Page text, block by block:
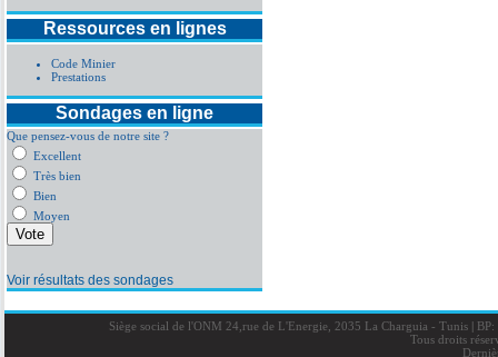
Ressources en lignes
Code Minier
Prestations
Sondages en ligne
Que pensez-vous de notre site ?
Excellent
Très bien
Bien
Moyen
Voir résultats des sondages
Siège social de l'ONM 24,rue de L'Energie, 2035 La Charguia - Tunis |BP:
Tous droits